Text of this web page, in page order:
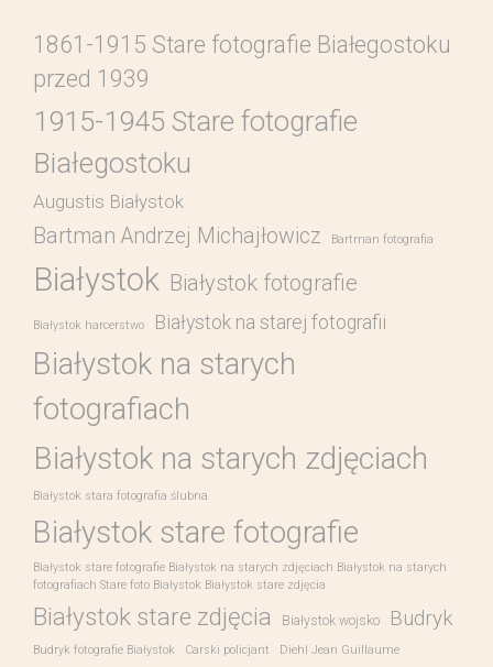
1861-1915 Stare fotografie Białegostoku
przed 1939
1915-1945 Stare fotografie
Białegostoku
Augustis Białystok
Bartman Andrzej Michajłowicz Bartman fotografia
Białystok Białystok fotografie
Białystok harcerstwo Białystok na starej fotografii
Białystok na starych
fotografiach
Białystok na starych zdjęciach
Białystok stara fotografia ślubna
Białystok stare fotografie
Białystok stare fotografie Białystok na starych zdjęciach Białystok na starych
fotografiach Stare foto Białystok Białystok stare zdjęcia
Białystok stare zdjęcia Białystok wojsko Budryk
Budryk fotografie Białystok Carski policjant Diehl Jean Guillaume